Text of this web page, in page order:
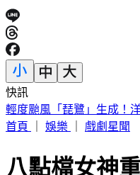
快訊
6點到了！打開電視
歌謠大戰